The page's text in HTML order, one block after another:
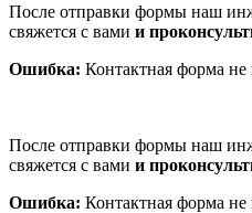
После отправки формы наш
свяжется с вами и
Ошибка: Контактная форма не
После отправки формы наш
свяжется с вами и
Ошибка: Контактная форма не